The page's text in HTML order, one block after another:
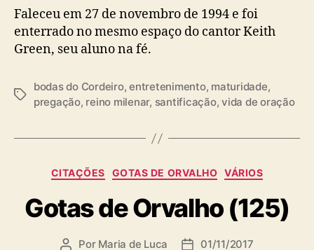
Faleceu em 27 de novembro de 1994 e foi
enterrado no mesmo espaço do cantor Keith
Green, seu aluno na fé.
T
s
bodas do Cordeiro,entretenimento, maturidade,
pregação, reino milenar, santificação,vida de oração
C
t
e
o
CITAÇÕES GOTAS DE ORVALHO VÁRIOS
Gotas de Orvalho (125)
A Por Maria de Luca
D 01/11/2017